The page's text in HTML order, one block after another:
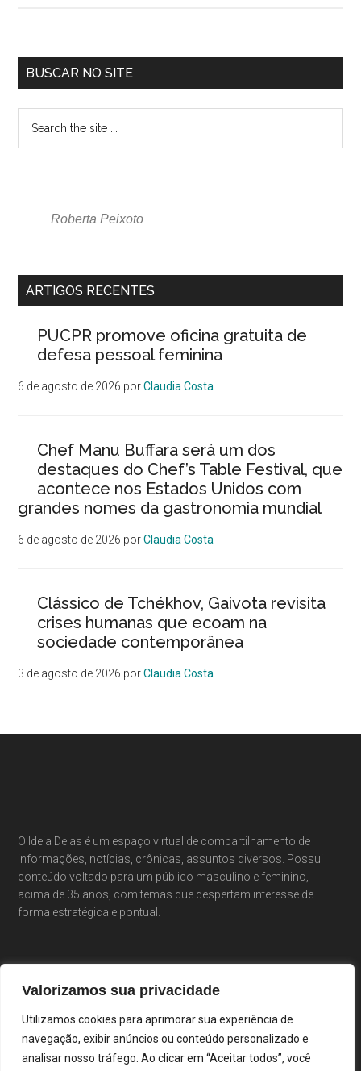
Valorizamos sua privacidade
Utilizamos cookies para aprimorar sua experiência de
navegação, exibir anúncios ou conteúdo personalizado e
analisar nosso tráfego. Ao clicar em “Aceitar todos”, você
BUSCAR NO SITE
Roberta Peixoto
ARTIGOS RECENTES
PUCPR promove oficina gratuita de
defesa pessoal feminina
6 de agosto de 2026 porClaudia Costa
Chef Manu Buffara será um dos
destaques do Chef’s Table Festival, que
acontece nos Estados Unidos com
grandes nomes da gastronomia mundial
6 de agosto de 2026 porClaudia Costa
Clássico de Tchékhov, Gaivota revisita
crises humanas que ecoam na
sociedade contemporânea
3 de agosto de 2026 porClaudia Costa
O Ideia Delas é um espaço virtual de compartilhamento de
informações, notícias, crônicas, assuntos diversos. Possui
conteúdo voltado para um público masculino e feminino,
acima de 35 anos, com temas que despertam interesse de
forma estratégica e pontual.